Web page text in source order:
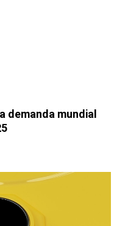
demanda mundial